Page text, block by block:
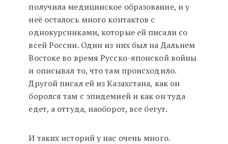
получила медицинское образование, и у
неё осталось много контактов с
однокурсниками, которые ей писали со
всей России. Один из них был на Дальнем
Востоке во время Русско-японской войны
и описывал то, что там происходило.
Другой писал ей из Казахстана, как он
боролся там с эпидемией и как он туда
едет, а оттуда, наоборот, все бегут.
И таких историй у нас очень много.